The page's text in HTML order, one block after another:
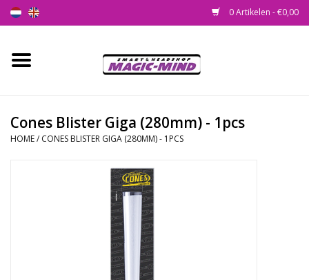
0 Artikelen - €0,00
Home
Smartshop
Cones Blister Giga (280mm) - 1pcs
HOME/ CONES BLISTER GIGA (280MM) - 1PCS